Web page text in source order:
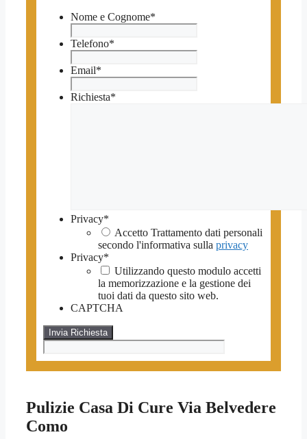
Nome e Cognome*
Telefono*
Email*
Richiesta*
Privacy*
Accetto Trattamento dati personali
secondo l'informativa sulla privacy
Privacy*
Utilizzando questo modulo accetti
la memorizzazione e la gestione dei
tuoi dati da questo sito web.
CAPTCHA
Pulizie Casa Di Cure Via Belvedere
Como